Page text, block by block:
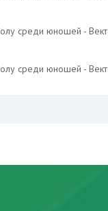
среди юношей -
среди юношей -